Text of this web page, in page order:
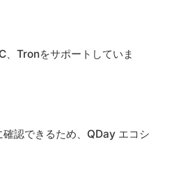
Tronをサポートしていま
認できるため、QDay エコシ